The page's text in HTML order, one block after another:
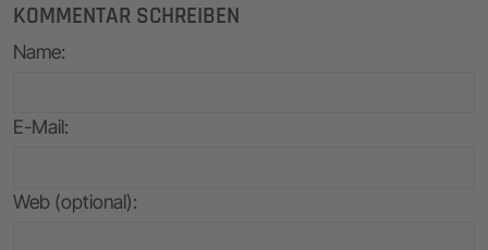
KOMMENTAR SCHREIBEN
Name:
E-Mail:
Web (optional):